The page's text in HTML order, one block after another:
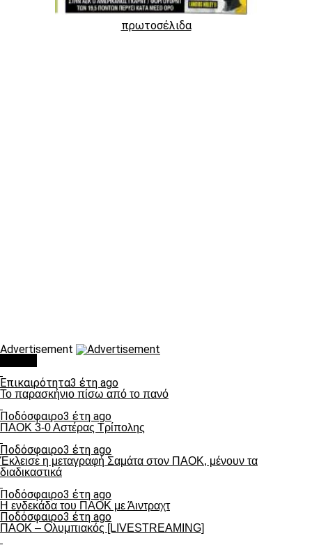
πρωτοσέλιδα
Advertisement
Επικαιρότητα3 έτη ago
Το παρασκήνιο πίσω από το πανό
Ποδόσφαιρο3 έτη ago
ΠΑΟΚ 3-0 Αστέρας Τρίπολης
Ποδόσφαιρο3 έτη ago
Έκλεισε η μεταγραφή Σαμάτα στον ΠΑΟΚ, μένουν τα
διαδικαστικά
Ποδόσφαιρο3 έτη ago
Η ενδεκάδα του ΠΑΟΚ με Άιντραχτ
Ποδόσφαιρο3 έτη ago
ΠΑΟΚ – Ολυμπιακός [LIVESTREAMING]